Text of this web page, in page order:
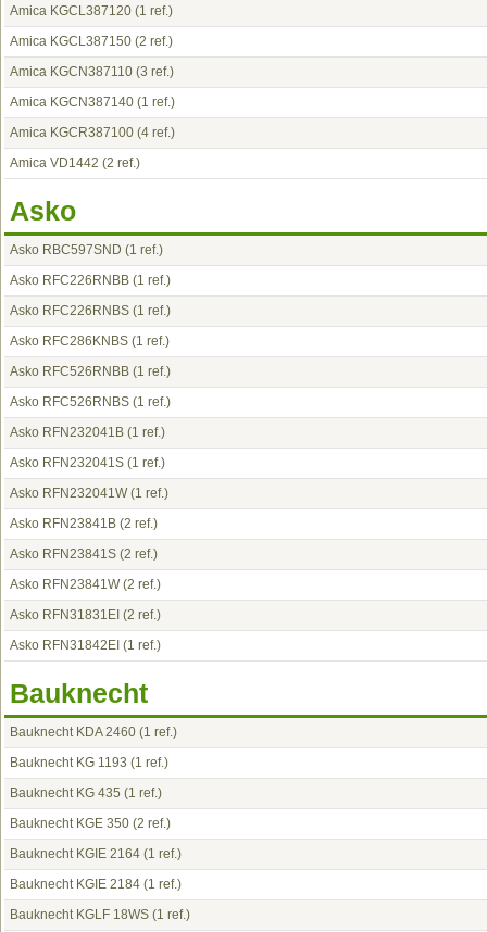
Amica KGCL387120 (1 ref.)
Amica KGCL387150 (2 ref.)
Amica KGCN387110 (3 ref.)
Amica KGCN387140 (1 ref.)
Amica KGCR387100 (4 ref.)
Amica VD1442 (2 ref.)
Asko
Asko RBC597SND (1 ref.)
Asko RFC226RNBB (1 ref.)
Asko RFC226RNBS (1 ref.)
Asko RFC286KNBS (1 ref.)
Asko RFC526RNBB (1 ref.)
Asko RFC526RNBS (1 ref.)
Asko RFN232041B (1 ref.)
Asko RFN232041S (1 ref.)
Asko RFN232041W(1 ref.)
Asko RFN23841B (2 ref.)
Asko RFN23841S (2 ref.)
Asko RFN23841W(2 ref.)
Asko RFN31831EI (2 ref.)
Asko RFN31842EI (1 ref.)
Bauknecht
Bauknecht KDA 2460 (1 ref.)
Bauknecht KG 1193 (1 ref.)
Bauknecht KG 435 (1 ref.)
Bauknecht KGE 350 (2 ref.)
Bauknecht KGIE 2164 (1 ref.)
Bauknecht KGIE 2184 (1 ref.)
Bauknecht KGLF 18WS (1 ref.)